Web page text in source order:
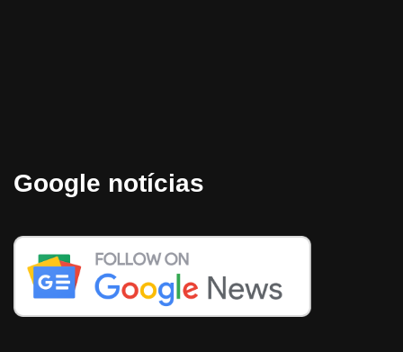
Google notícias